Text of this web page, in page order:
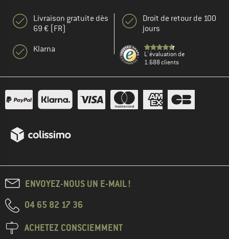
Livraison gratuite dès
69 € (FR)
Klarna
Droit de retour de 100
jours
L' évaluation de
1.688 clients
ENVOYEZ-NOUS UN E-MAIL !
04 65 82 17 36
ACHETEZ CONSCIEMMENT